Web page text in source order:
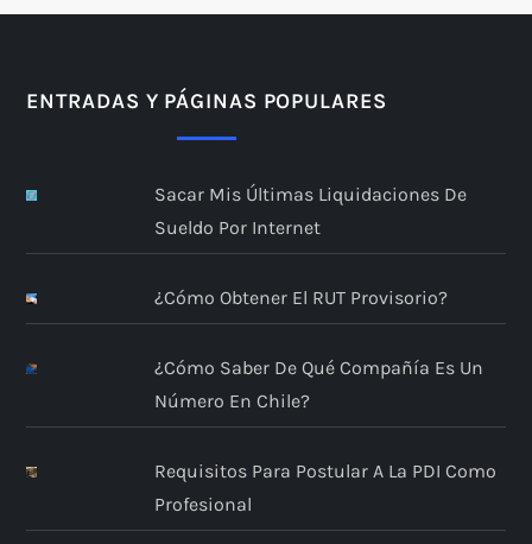
ENTRADAS Y PÁGINAS POPULARES
Sacar Mis Últimas Liquidaciones De
Sueldo Por Internet
¿Cómo Obtener El RUT Provisorio?
¿Cómo Saber De Qué Compañía Es Un
Número En Chile?
Requisitos Para Postular A La PDI Como
Profesional